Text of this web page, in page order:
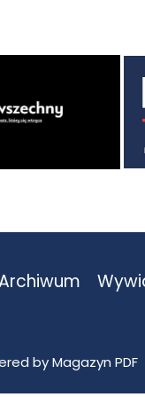
by Magazyn PDF